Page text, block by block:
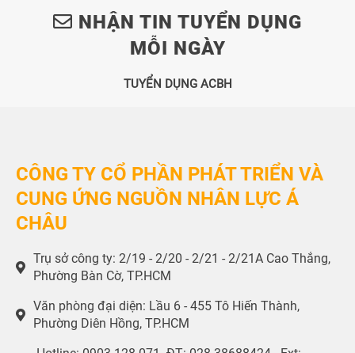
NHẬN TIN TUYỂN DỤNG
MỖI NGÀY
TUYỂN DỤNG ACBH
CÔNG TY CỔ PHẦN PHÁT TRIỂN VÀ
CUNG ỨNG NGUỒN NHÂN LỰC Á
CHÂU
Trụ sở công ty: 2/19 - 2/20 - 2/21 - 2/21A Cao Thắng,
Phường Bàn Cờ, TP.HCM
Văn phòng đại diện: Lầu 6 - 455 Tô Hiến Thành,
Phường Diên Hồng, TP.HCM